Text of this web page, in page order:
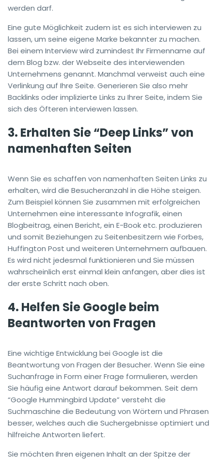
werden darf.
Eine gute Möglichkeit zudem ist es sich interviewen zu
lassen, um seine eigene Marke bekannter zu machen.
Bei einem Interview wird zumindest Ihr Firmenname auf
dem Blog bzw. der Webseite des interviewenden
Unternehmens genannt. Manchmal verweist auch eine
Verlinkung auf Ihre Seite. Generieren Sie also mehr
Backlinks oder implizierte Links zu Ihrer Seite, indem Sie
sich des Öfteren interviewen lassen.
3. Erhalten Sie “Deep Links” von
namenhaften Seiten
Wenn Sie es schaffen von namenhaften Seiten Links zu
erhalten, wird die Besucheranzahl in die Höhe steigen.
Zum Beispiel können Sie zusammen mit erfolgreichen
Unternehmen eine interessante Infografik, einen
Blogbeitrag, einen Bericht, ein E-Book etc. produzieren
und somit Beziehungen zu Seitenbesitzern wie Forbes,
Huffington Post und weiteren Unternehmern aufbauen.
Es wird nicht jedesmal funktionieren und Sie müssen
wahrscheinlich erst einmal klein anfangen, aber dies ist
der erste Schritt nach oben.
4. Helfen Sie Google beim
Beantworten von Fragen
Eine wichtige Entwicklung bei Google ist die
Beantwortung von Fragen der Besucher. Wenn Sie eine
Suchanfrage in Form einer Frage formulieren, werden
Sie häufig eine Antwort darauf bekommen. Seit dem
“Google Hummingbird Update” versteht die
Suchmaschine die Bedeutung von Wörtern und Phrasen
besser, welches auch die Suchergebnisse optimiert und
hilfreiche Antworten liefert.
Sie möchten Ihren eigenen Inhalt an der Spitze der